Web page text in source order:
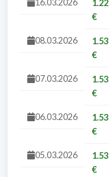
16.03.2026
1.22
€
08.03.2026
1.53
€
07.03.2026
1.53
€
06.03.2026
1.53
€
05.03.2026
1.53
€